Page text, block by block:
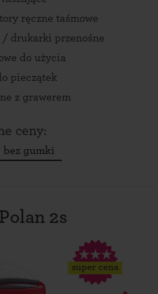
ręczne taśmowe
drukarki przenośne
do użycia
pieczątek
z grawerem
ceny:
bez gumki
2s
super cena